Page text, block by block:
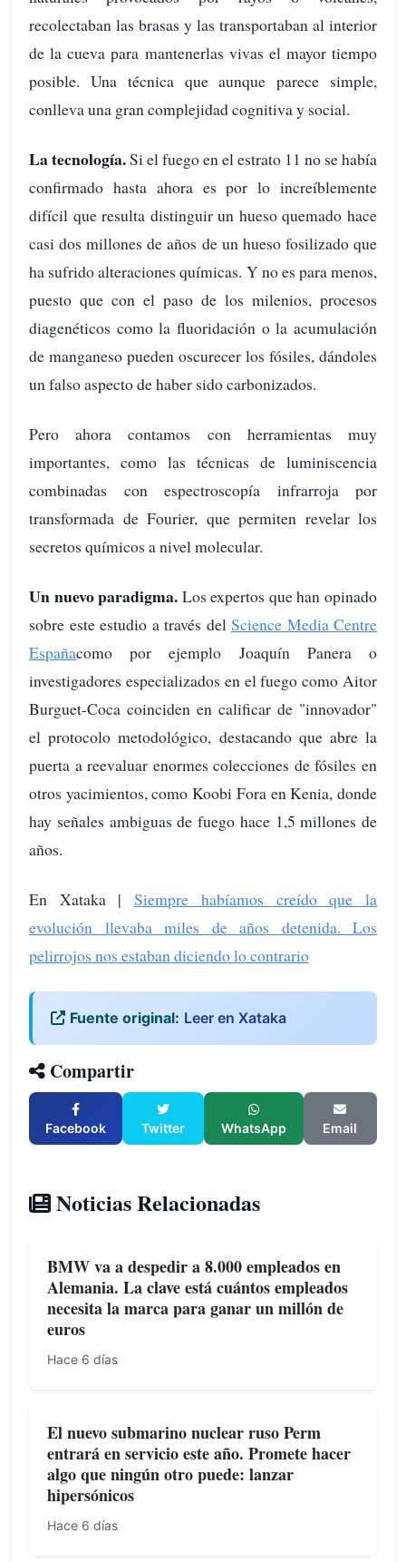
recolectaban las brasas y las transportaban al interior
de la cueva para mantenerlas vivas el mayor tiempo
posible. Una técnica que aunque parece simple,
conlleva una gran complejidad cognitiva y social.
La tecnología.Si el fuego en el estrato 11 no se había
confirmado hasta ahora es por lo increíblemente
difícil que resulta distinguir un hueso quemado hace
casi dos millones de años de un hueso fosilizado que
ha sufrido alteraciones químicas. Y no es para menos,
puesto que con el paso de los milenios, procesos
diagenéticos como la fluoridación o la acumulación
de manganeso pueden oscurecer los fósiles, dándoles
un falso aspecto de haber sido carbonizados.
Pero ahora contamos con herramientas muy
importantes, como las técnicas de luminiscencia
combinadas con espectroscopía infrarroja por
transformada de Fourier, que permiten revelar los
secretos químicos a nivel molecular.
Un nuevo paradigma. Los expertos que han opinado
sobre este estudio a través del Science Media Centre
Españacomo por ejemplo Joaquín Panera o
investigadores especializados en el fuego como Aitor
Burguet-Coca coinciden en calificar de "innovador"
el protocolo metodológico, destacando que abre la
puerta a reevaluar enormes colecciones de fósiles en
otros yacimientos, como Koobi Fora en Kenia, donde
hay señales ambiguas de fuego hace 1,5 millones de
años.
En Xataka |Siempre habíamos creído que la
evolución llevaba miles de años detenida. Los
pelirrojos nos estaban diciendo lo contrario
Fuente original: Leer en Xataka
Compartir
Facebook Twitter WhatsApp Email
Noticias Relacionadas
BMW va a despedir a 8.000 empleados en
Alemania. La clave está cuántos empleados
necesita la marca para ganar un millón de
euros
Hace 6 días
El nuevo submarino nuclear ruso Perm
entrará en servicio este año. Promete hacer
algo que ningún otro puede: lanzar
hipersónicos
Hace 6 días